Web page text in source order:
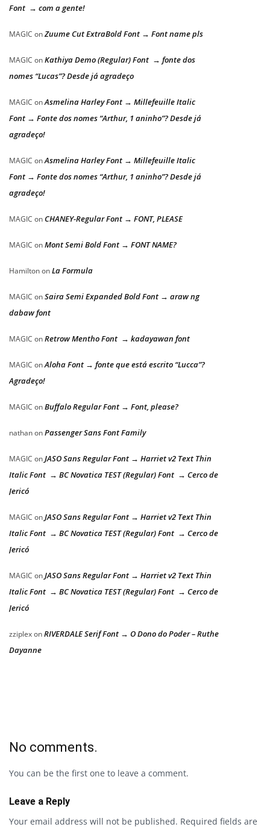
Font → com a gente!
MAGIC onZuume Cut ExtraBold Font → Font name pls
MAGIC onKathiya Demo (Regular) Font → fonte dos
nomes “Lucas”? Desde já agradeço
MAGIC onAsmelina Harley Font → Millefeuille Italic
Font → Fonte dos nomes “Arthur, 1 aninho”? Desde já
agradeço!
MAGIC onAsmelina Harley Font → Millefeuille Italic
Font → Fonte dos nomes “Arthur, 1 aninho”? Desde já
agradeço!
MAGIC on CHANEY-Regular Font → FONT, PLEASE
MAGIC onMont Semi Bold Font → FONT NAME?
HamiltononLa Formula
MAGIC onSaira Semi Expanded Bold Font → araw ng
dabaw font
MAGIC onRetrow Mentho Font → kadayawan font
MAGIC onAloha Font → fonte que está escrito “Lucca”?
Agradeço!
MAGIC onBuffalo Regular Font → Font, please?
nathanonPassenger Sans Font Family
MAGIC onJASO Sans Regular Font → Harriet v2 Text Thin
Italic Font → BC Novatica TEST (Regular) Font → Cerco de
Jericó
MAGIC onJASO Sans Regular Font → Harriet v2 Text Thin
Italic Font → BC Novatica TEST (Regular) Font → Cerco de
Jericó
MAGIC onJASO Sans Regular Font → Harriet v2 Text Thin
Italic Font → BC Novatica TEST (Regular) Font → Cerco de
Jericó
zziplexonRIVERDALE Serif Font → O Dono do Poder – Ruthe
Dayanne
No comments.
You can be the first one to leave a comment.
Leave a Reply
Your email address will not be published. Required fields are